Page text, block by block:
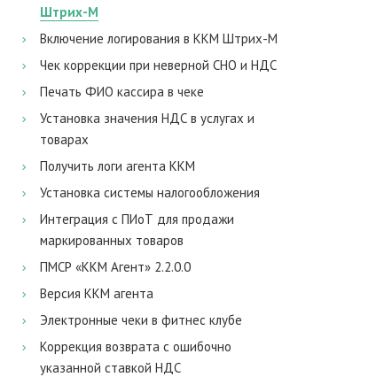
Штрих-М
Включение логирования в ККМ Штрих-М
Чек коррекции при неверной СНО и НДС
Печать ФИО кассира в чеке
Установка значения НДС в услугах и
товарах
Получить логи агента ККМ
Установка системы налогообложения
Интеграция с ПИоТ для продажи
маркированных товаров
ПМСР «ККМ Агент» 2.2.0.0
Версия ККМ агента
Электронные чеки в фитнес клубе
Коррекция возврата с ошибочно
указанной ставкой НДС